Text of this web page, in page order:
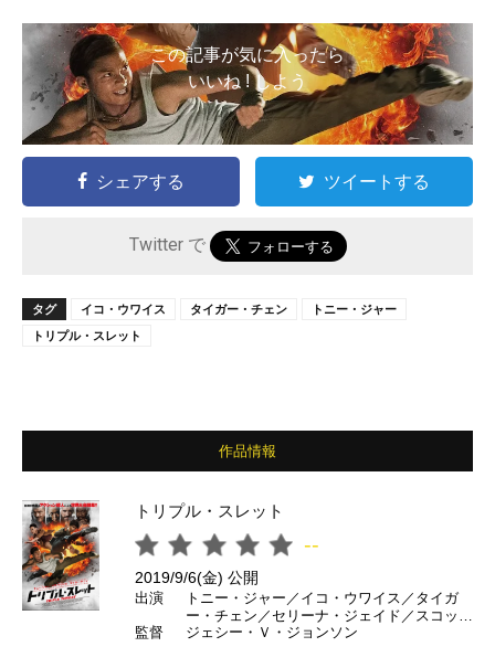
この記事が気に入ったら
いいね ! しよう
シェアする ツイートする
Twitter で
タグ イコ・ウワイス タイガー・チェン
トニー・ジャー
トリプル・スレット
作品情報
トリプル・スレット
--
2019/9/6(金) 公開
出演
トニー・ジャー／イコ・ウワイス／タイガ
ー・チェン／セリーナ・ジェイド／スコッ
ト・アドキンスン／マイケル・ビスピン／マ
監督 ジェシー・Ｖ・ジョンソン